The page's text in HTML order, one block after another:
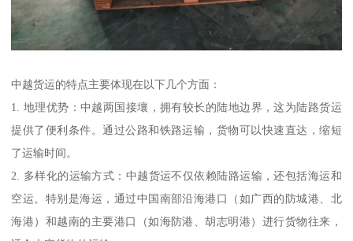
中越货运的特点主要体现在以下几个方面：
1. 地理优势：中越两国接壤，拥有较长的陆地边界，这为陆路货运
提供了便利条件。通过公路和铁路运输，货物可以快速直达，缩短
了运输时间。
2. 多样化的运输方式：中越货运不仅依赖陆路运输，还包括海运和
空运。特别是海运，通过中国南部沿海港口（如广西的防城港、北
海港）和越南的主要港口（如海防港、胡志明港）进行货物往来，